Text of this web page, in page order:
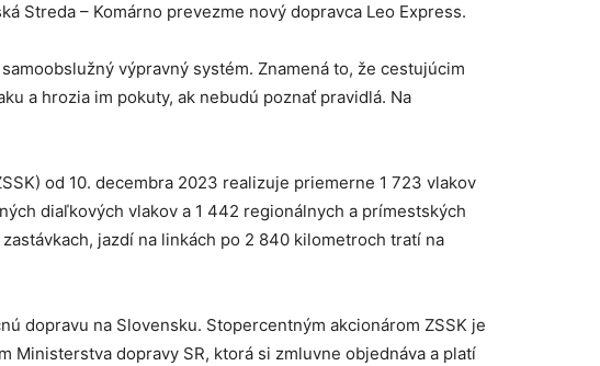
Streda – Komárno prevezme nový dopravca Leo Express.
výpravný systém. Znamená to, že cestujúcim
a hrozia im pokuty, ak nebudú poznať pravidlá. Na
od 10. decembra 2023 realizuje priemerne 1 723 vlakov
diaľkových vlakov a 1 442 regionálnych a prímestských
jazdí na linkách po 2 840 kilometroch tratí na
dopravu na Slovensku. Stopercentným akcionárom ZSSK je
Ministerstva dopravy SR, ktorá si zmluvne objednáva a platí